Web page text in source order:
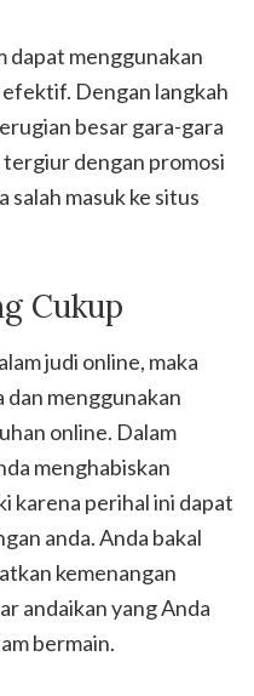
dapat menggunakan
Dengan langkah
besar gara-gara
dengan promosi
salah masuk ke situs
Cukup
judi online, maka
dan menggunakan
online. Dalam
menghabiskan
karena perihal ini dapat
anda. Anda bakal
kemenangan
andaikan yang Anda
bermain.